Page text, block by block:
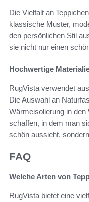
Die Vielfalt an
klassische Muster,
den persönlichen Stil
sie nicht nur einen
Hochwertige
RugVista verwendet
Die Auswahl an
Wärmeisolierung in
schaffen, in dem man
schön aussieht,
FAQ
Welche Arten von
RugVista bietet eine